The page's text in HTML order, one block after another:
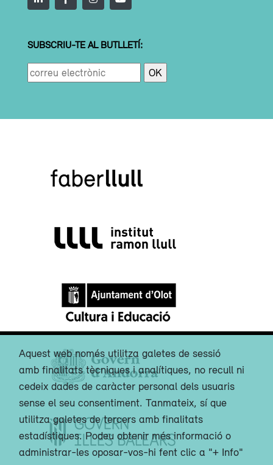
SUBSCRIU-TE AL BUTLLETÍ:
Aquest web només utilitza galetes de sessió
amb finalitats tècniques i analítiques, no recull ni
cedeix dades de caràcter personal dels usuaris
sense el seu consentiment. Tanmateix, sí que
utilitza galetes de tercers amb finalitats
estadístiques. Podeu obtenir més informació o
administrar-les oposar-vos-hi fent clic a "+ Info"